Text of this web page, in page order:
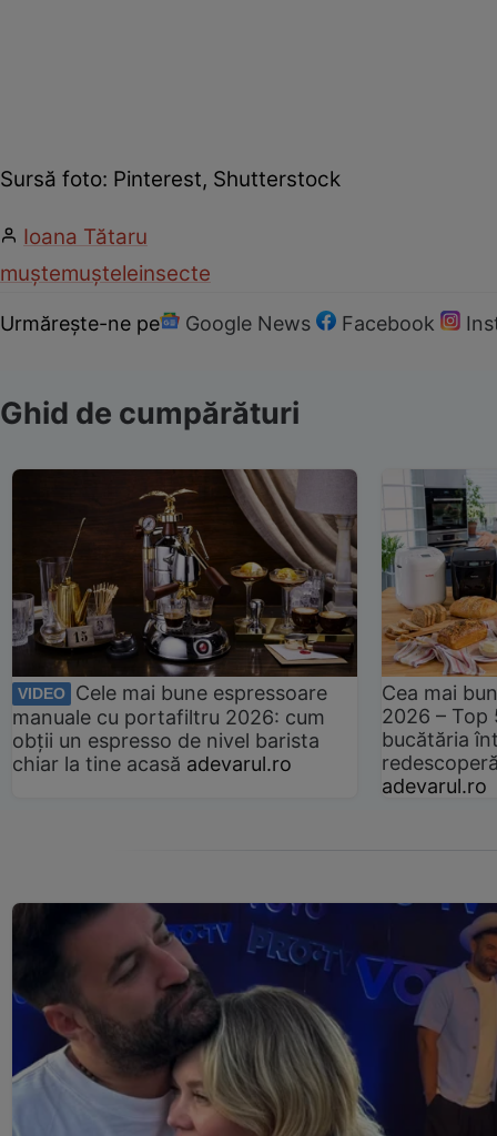
Sursă foto: Pinterest, Shutterstock
Ioana Tătaru
muștemușteleinsecte
Urmărește-ne pe Google News Facebook
Ghid de cumpărături
VIDEO
Cele mai bune espressoare
manuale cu portafiltru 2026: cum
obții un espresso de nivel barista
chiar la tine acasă adevarul.ro
Cea mai
2026 –
bucătăria
adevarul.ro